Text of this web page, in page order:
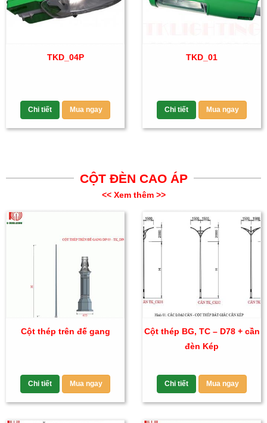
TKD_04P
Chi tiết Mua ngay
TKD_01
Chi tiết Mua ngay
CỘT ĐÈN CAO ÁP
<< Xem thêm >>
Cột thép trên đế gang
Chi tiết Mua ngay
Cột thép BG, TC – D78 + cần
đèn Kép
Chi tiết Mua ngay